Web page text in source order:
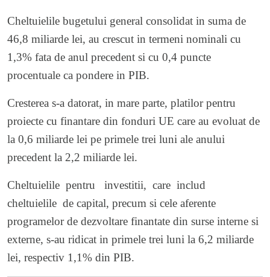
Cheltuielile bugetului general consolidat in suma de
46,8 miliarde lei, au crescut in termeni nominali cu
1,3% fata de anul precedent si cu 0,4 puncte
procentuale ca pondere in PIB.
Cresterea s-a datorat, in mare parte, platilor pentru
proiecte cu finantare din fonduri UE care au evoluat de
la 0,6 miliarde lei pe primele trei luni ale anului
precedent la 2,2 miliarde lei.
Cheltuielile pentru investitii, care includ
cheltuielile de capital, precum si cele aferente
programelor de dezvoltare finantate din surse interne si
externe, s-au ridicat in primele trei luni la 6,2 miliarde
lei, respectiv 1,1% din PIB.